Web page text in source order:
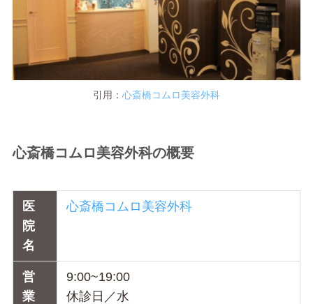
引用： 心斎橋コムロ美容外科
心斎橋コムロ美容外科の概要
医
院
名
心斎橋コムロ美容外科
営
業
9:00~19:00
休診日／水